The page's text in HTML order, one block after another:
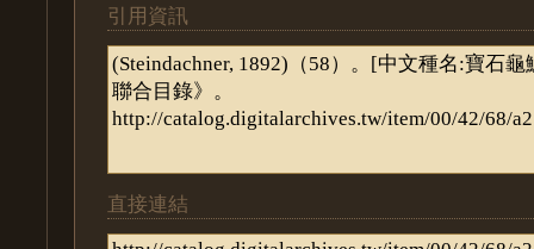
引用資訊
直接連結